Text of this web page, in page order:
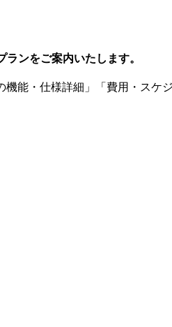
ンをご案内いたします。
機能・仕様詳細」「費用・ス